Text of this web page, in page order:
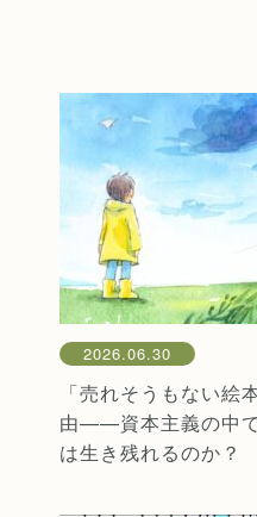
2026.06.30
「売れそうもない絵
由——資本主義の中で
は生き残れるのか？